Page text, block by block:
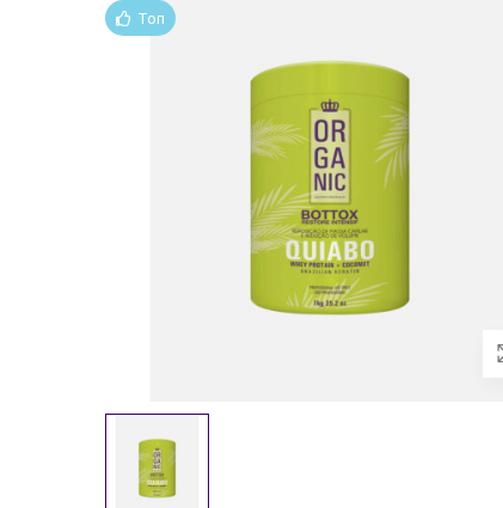
Топ